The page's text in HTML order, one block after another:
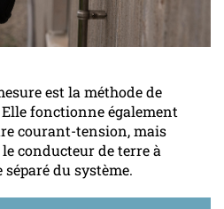
est la méthode de
fonctionne également
courant-tension, mais
conducteur de terre à
du système.